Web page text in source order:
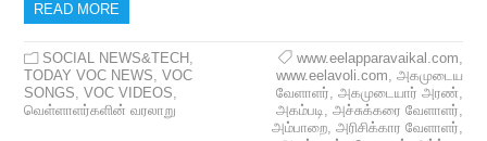
READ MORE
SOCIAL NEWS&TECH ,
TODAY VOC NEWS,VOC
SONGS,VOC VIDEOS,
வெள்ளாளர்களின் வரலாறு
www.eelapparavaikal.com,
www.eelavoli.com, அகமுடைய
வேளாளர், அகமுடையார் அரண்,
அகம்படி, அச்சுக்கரை வேளாளர்,
அம்பாறை, அரிசிக்கார வேளாளர்,